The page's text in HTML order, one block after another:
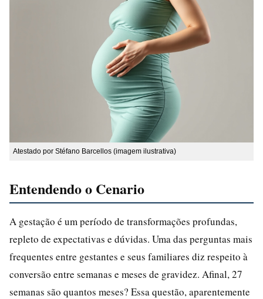
Atestado por Stéfano Barcellos (imagem ilustrativa)
Entendendo o Cenario
A gestação é um período de transformações profundas,
repleto de expectativas e dúvidas. Uma das perguntas mais
frequentes entre gestantes e seus familiares diz respeito à
conversão entre semanas e meses de gravidez. Afinal, 27
semanas são quantos meses? Essa questão, aparentemente